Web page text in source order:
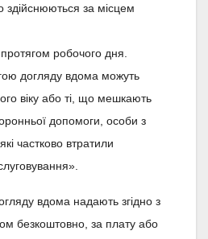
здійснюються за місцем
робочого дня.
догляду вдома можуть
віку або ті, що мешкають
допомоги, особи з
частково втратили
вдома надають згідно з
безкоштовно, за плату або